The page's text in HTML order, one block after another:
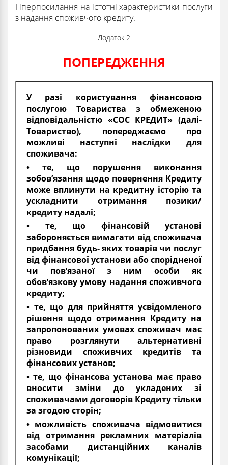
Гіперпосилання на істотні характеристики послуги
з надання споживчого кредиту.
Додаток 2
ПОПЕРЕДЖЕННЯ
У разі користування фінансовою
послугою Товариства з обмеженою
відповідальністю «СОС КРЕДИТ» (далі-
Товариство), попереджаємо про
можливі наступні наслідки для
споживача:
• те, що порушення виконання
зобов’язання щодо повернення Кредиту
може вплинути на кредитну історію та
ускладнити отримання позики/
кредиту надалі;
• те, що фінансовій установі
забороняється вимагати від споживача
придбання будь- яких товарів чи послуг
від фінансової установи або спорідненої
чи пов’язаної з ним особи як
обов’язкову умову надання споживчого
кредиту;
• те, що для прийняття усвідомленого
рішення щодо отримання Кредиту на
запропонованих умовах споживач має
право розглянути альтернативні
різновиди споживчих кредитів та
фінансових установ;
• те, що фінансова установа має право
вносити зміни до укладених зі
споживачами договорів Кредиту тільки
за згодою сторін;
• можливість споживача відмовитися
від отримання рекламних матеріалів
засобами дистанційних каналів
комунікації;